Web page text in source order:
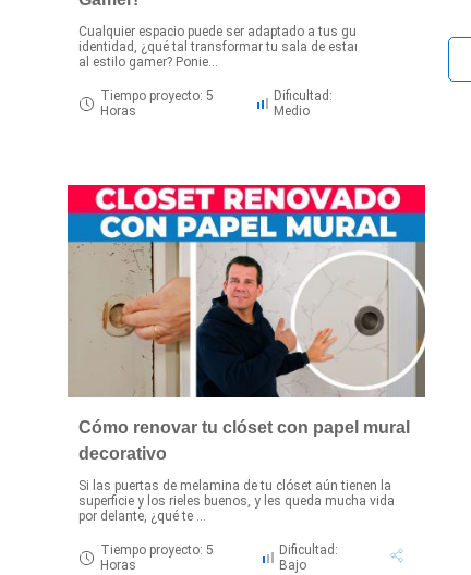
Cualquier espacio puede ser adaptado a tus gustos e
identidad, ¿qué tal transformar tu sala de estar o living
al estilo gamer? Ponie...
Tiempo proyecto: 5
Horas
Dificultad:
Medio
Cómo renovar tu clóset con papel mural
decorativo
Si las puertas de melamina de tu clóset aún tienen la
superficie y los rieles buenos, y les queda mucha vida
por delante, ¿qué te ...
Tiempo proyecto: 5
Horas
Dificultad:
Bajo